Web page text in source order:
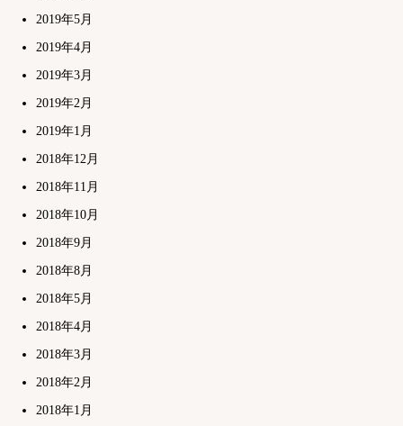
2019年5月
2019年4月
2019年3月
2019年2月
2019年1月
2018年12月
2018年11月
2018年10月
2018年9月
2018年8月
2018年5月
2018年4月
2018年3月
2018年2月
2018年1月